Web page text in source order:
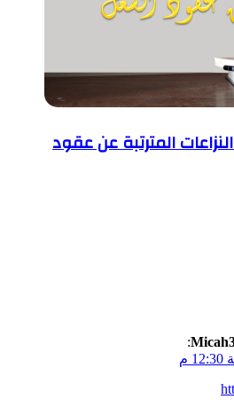
المترتبة عن عقود
: